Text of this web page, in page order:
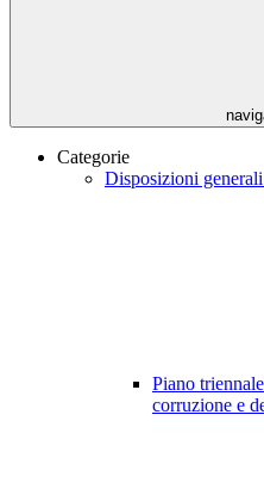
Categorie
Disposizioni generali
Piano
corruzione e